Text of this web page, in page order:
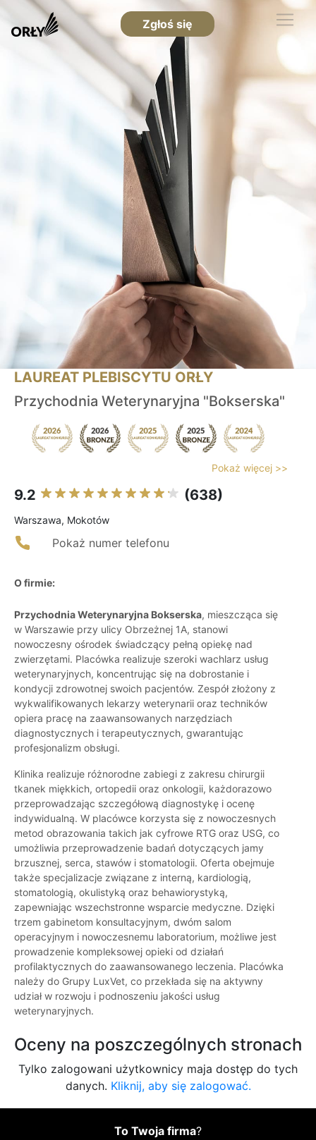
Zgłoś się
LAUREAT PLEBISCYTU ORŁY
Przychodnia Weterynaryjna "Bokserska"
Pokaż więcej >>
9.2 (638)
Warszawa, Mokotów
Pokaż numer telefonu
O firmie:
Przychodnia Weterynaryjna Bokserska, mieszcząca się
w Warszawie przy ulicy Obrzeżnej 1A, stanowi
nowoczesny ośrodek świadczący pełną opiekę nad
zwierzętami. Placówka realizuje szeroki wachlarz usług
weterynaryjnych, koncentrując się na dobrostanie i
kondycji zdrowotnej swoich pacjentów. Zespół złożony z
wykwalifikowanych lekarzy weterynarii oraz techników
opiera pracę na zaawansowanych narzędziach
diagnostycznych i terapeutycznych, gwarantując
profesjonalizm obsługi.
Klinika realizuje różnorodne zabiegi z zakresu chirurgii
tkanek miękkich, ortopedii oraz onkologii, każdorazowo
przeprowadzając szczegółową diagnostykę i ocenę
indywidualną. W placówce korzysta się z nowoczesnych
metod obrazowania takich jak cyfrowe RTG oraz USG, co
umożliwia przeprowadzenie badań dotyczących jamy
brzusznej, serca, stawów i stomatologii. Oferta obejmuje
także specjalizacje związane z interną, kardiologią,
stomatologią, okulistyką oraz behawiorystyką,
zapewniając wszechstronne wsparcie medyczne. Dzięki
trzem gabinetom konsultacyjnym, dwóm salom
operacyjnym i nowoczesnemu laboratorium, możliwe jest
prowadzenie kompleksowej opieki od działań
profilaktycznych do zaawansowanego leczenia. Placówka
należy do Grupy LuxVet, co przekłada się na aktywny
udział w rozwoju i podnoszeniu jakości usług
weterynaryjnych.
Oceny na poszczególnych stronach
Tylko zalogowani użytkownicy maja dostęp do tych
danych. Kliknij, aby się zalogować.
To Twoja firma?